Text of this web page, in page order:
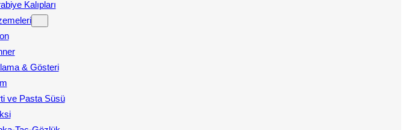
Kalıpları
& Gösteri
ve Pasta Süsü